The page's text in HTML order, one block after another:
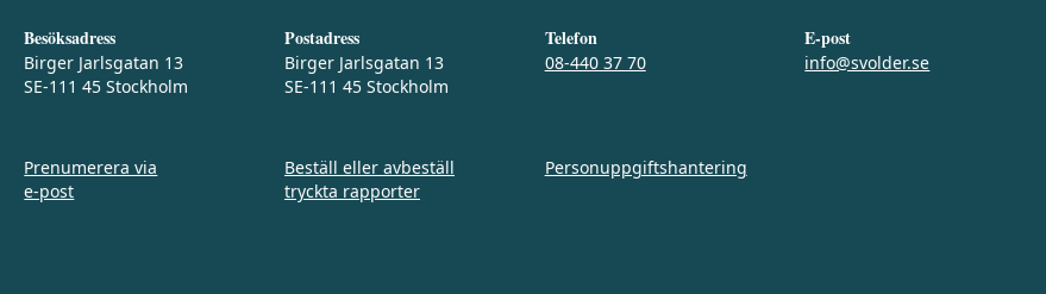
Besöksadress
Birger Jarlsgatan 13
SE-111 45 Stockholm
Postadress
Birger Jarlsgatan 13
SE-111 45 Stockholm
Telefon
08-440 37 70
E-post
info@svolder.se
Prenumerera via
e‑post
Beställ eller avbeställ
tryckta rapporter
Personuppgiftshantering